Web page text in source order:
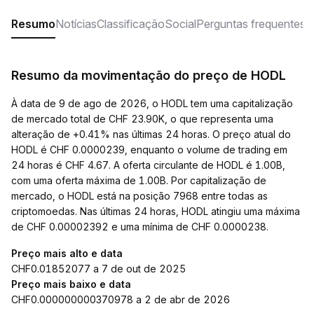
ResumoNotíciasClassificaçãoSocialPerguntas frequentes
Resumo da movimentação do preço de HODL
À data de 9 de ago de 2026, o HODL tem uma capitalização
de mercado total de CHF 23.90K, o que representa uma
alteração de +0.41% nas últimas 24 horas. O preço atual do
HODL é CHF 0.0000239, enquanto o volume de trading em
24 horas é CHF 4.67. A oferta circulante de HODL é 1.00B,
com uma oferta máxima de 1.00B. Por capitalização de
mercado, o HODL está na posição 7968 entre todas as
criptomoedas. Nas últimas 24 horas, HODL atingiu uma máxima
de CHF 0.00002392 e uma mínima de CHF 0.0000238.
Preço mais alto e data
CHF0.01852077 a 7 de out de 2025
Preço mais baixo e data
CHF0.000000000370978 a 2 de abr de 2026